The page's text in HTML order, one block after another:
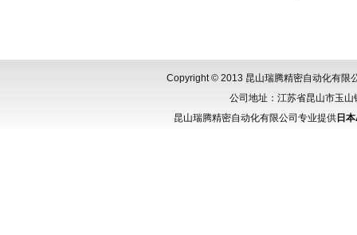
Copyright © 2013 昆山瑞腾精密自动化有限
公司地址：江苏省昆山市玉
昆山瑞腾精密自动化有限公司专业提供 日